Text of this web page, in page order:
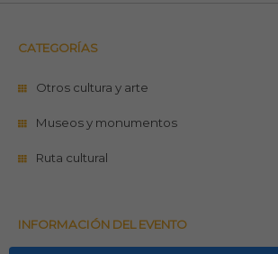
CATEGORÍAS
Otros cultura y arte
Museos y monumentos
Ruta cultural
INFORMACIÓN DEL EVENTO